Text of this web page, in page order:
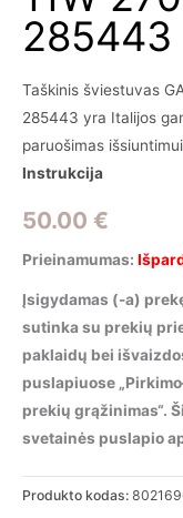
285443
Taškinis šviestuvas
285443 yra Italijos
paruošimas
Instrukcija
50.00 €
Prieinamumas:
Įsigydamas (-a)
sutinka su prekių
paklaidų bei
puslapiuose
prekių grąžinimas“.
svetainės puslapio
Produkto kodas: